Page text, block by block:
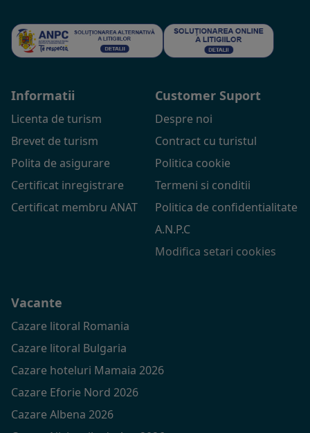
Informatii
Licenta de turism
Brevet de turism
Polita de asigurare
Certificat inregistrare
Certificat membru ANAT
Customer Suport
Despre noi
Contract cu turistul
Politica cookie
Termeni si conditii
Politica de confidentialitate
A.N.P.C
Modifica setari cookies
Vacante
Cazare litoral Romania
Cazare litoral Bulgaria
Cazare hoteluri Mamaia 2026
Cazare Eforie Nord 2026
Cazare Albena 2026